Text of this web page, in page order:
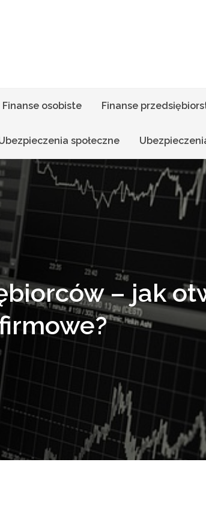
Finanse osobiste Finanse
społeczne
– jak